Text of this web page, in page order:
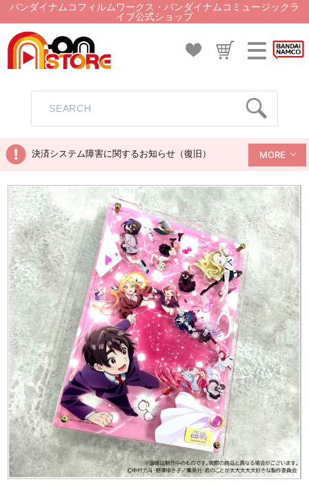
バンダイナムコフィルムワークス・バンダイナムコミュージックラ
イブ公式ショップ
決済システム障害に関するお知らせ（復旧） MORE